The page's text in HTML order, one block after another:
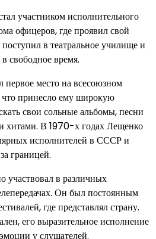
участником исполнительного
офицеров, где проявил свой
в театральное училище и
свободное время.
место на всесоюзном
что принесло ему широкую
свои сольные альбомы, песни
хитами. В 1970-х годах Лещенко
исполнителей в СССР и
границей.
участвовал в различных
Он был постоянным
где представлял страну.
его выразительное исполнение
у слушателей.